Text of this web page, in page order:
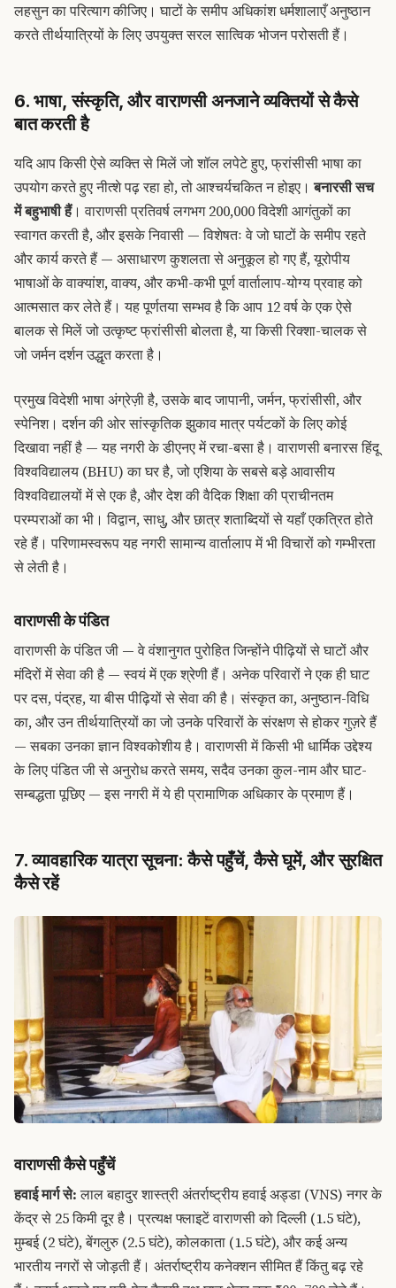
लहसुन का परित्याग कीजिए। घाटों के समीप अधिकांश धर्मशालाएँ अनुष्ठान
करते तीर्थयात्रियों के लिए उपयुक्त सरल सात्विक भोजन परोसती हैं।
6. भाषा, संस्कृति, और वाराणसी अनजाने व्यक्तियों से कैसे
बात करती है
यदि आप किसी ऐसे व्यक्ति से मिलें जो शॉल लपेटे हुए, फ्रांसीसी भाषा का
उपयोग करते हुए नीत्शे पढ़ रहा हो, तो आश्चर्यचकित न होइए।बनारसी सच
में बहुभाषी हैं। वाराणसी प्रतिवर्ष लगभग 200,000 विदेशी आगंतुकों का
स्वागत करती है, और इसके निवासी — विशेषतः वे जो घाटों के समीप रहते
और कार्य करते हैं — असाधारण कुशलता से अनुकूल हो गए हैं, यूरोपीय
भाषाओं के वाक्यांश, वाक्य, और कभी-कभी पूर्ण वार्तालाप-योग्य प्रवाह को
आत्मसात कर लेते हैं। यह पूर्णतया सम्भव है कि आप 12 वर्ष के एक ऐसे
बालक से मिलें जो उत्कृष्ट फ्रांसीसी बोलता है, या किसी रिक्शा-चालक से
जो जर्मन दर्शन उद्धृत करता है।
प्रमुख विदेशी भाषा अंग्रेज़ी है, उसके बाद जापानी, जर्मन, फ्रांसीसी, और
स्पेनिश। दर्शन की ओर सांस्कृतिक झुकाव मात्र पर्यटकों के लिए कोई
दिखावा नहीं है — यह नगरी के डीएनए में रचा-बसा है। वाराणसी बनारस हिंदू
विश्वविद्यालय (BHU) का घर है, जो एशिया के सबसे बड़े आवासीय
विश्वविद्यालयों में से एक है, और देश की वैदिक शिक्षा की प्राचीनतम
परम्पराओं का भी। विद्वान, साधु, और छात्र शताब्दियों से यहाँ एकत्रित होते
रहे हैं। परिणामस्वरूप यह नगरी सामान्य वार्तालाप में भी विचारों को गम्भीरता
से लेती है।
वाराणसी के पंडित
वाराणसी के पंडित जी — वे वंशानुगत पुरोहित जिन्होंने पीढ़ियों से घाटों और
मंदिरों में सेवा की है — स्वयं में एक श्रेणी हैं। अनेक परिवारों ने एक ही घाट
पर दस, पंद्रह, या बीस पीढ़ियों से सेवा की है। संस्कृत का, अनुष्ठान-विधि
का, और उन तीर्थयात्रियों का जो उनके परिवारों के संरक्षण से होकर गुज़रे हैं
— सबका उनका ज्ञान विश्वकोशीय है। वाराणसी में किसी भी धार्मिक उद्देश्य
के लिए पंडित जी से अनुरोध करते समय, सदैव उनका कुल-नाम और घाट-
सम्बद्धता पूछिए — इस नगरी में ये ही प्रामाणिक अधिकार के प्रमाण हैं।
7. व्यावहारिक यात्रा सूचना: कैसे पहुँचें, कैसे घूमें, और सुरक्षित
कैसे रहें
वाराणसी कैसे पहुँचें
हवाई मार्ग से:लाल बहादुर शास्त्री अंतर्राष्ट्रीय हवाई अड्डा (VNS) नगर के
केंद्र से 25 किमी दूर है। प्रत्यक्ष फ्लाइटें वाराणसी को दिल्ली (1.5 घंटे),
मुम्बई (2 घंटे), बेंगलुरु (2.5 घंटे), कोलकाता (1.5 घंटे), और कई अन्य
भारतीय नगरों से जोड़ती हैं। अंतर्राष्ट्रीय कनेक्शन सीमित हैं किंतु बढ़ रहे